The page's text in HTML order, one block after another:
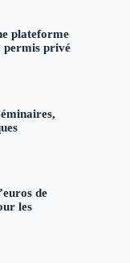
plateforme
permis privé
de
les